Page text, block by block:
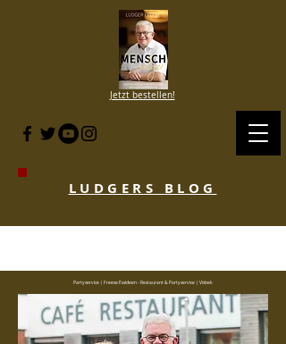
LUDGERS BLOG
Jetzt bestellen!
Partyservice | Freese Essideen - Restaurant & Partyservice | Visbek